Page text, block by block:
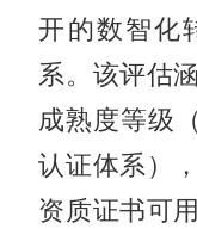
开的数智化
系。该评估
成熟度等级
认证体系）
资质证书可